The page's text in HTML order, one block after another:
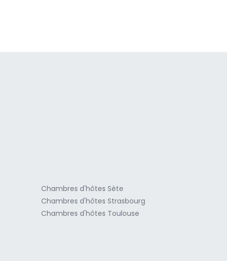
Chambres d'hôtes Sète
Chambres d'hôtes Strasbourg
Chambres d'hôtes Toulouse